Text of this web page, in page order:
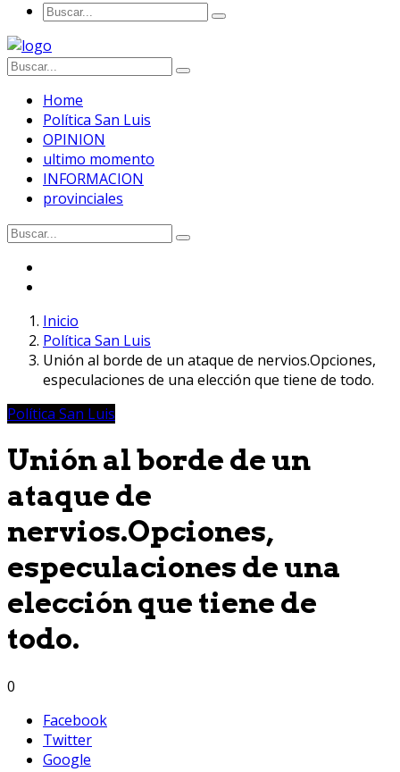
Home
Política San Luis
OPINION
ultimo momento
INFORMACION
provinciales
Inicio
Política San Luis
Unión al borde de un ataque de nervios.Opciones,
especulaciones de una elección que tiene de todo.
Política San Luis
Unión al borde de un
ataque de
nervios.Opciones,
especulaciones de una
elección que tiene de
todo.
0
Facebook
Twitter
Google